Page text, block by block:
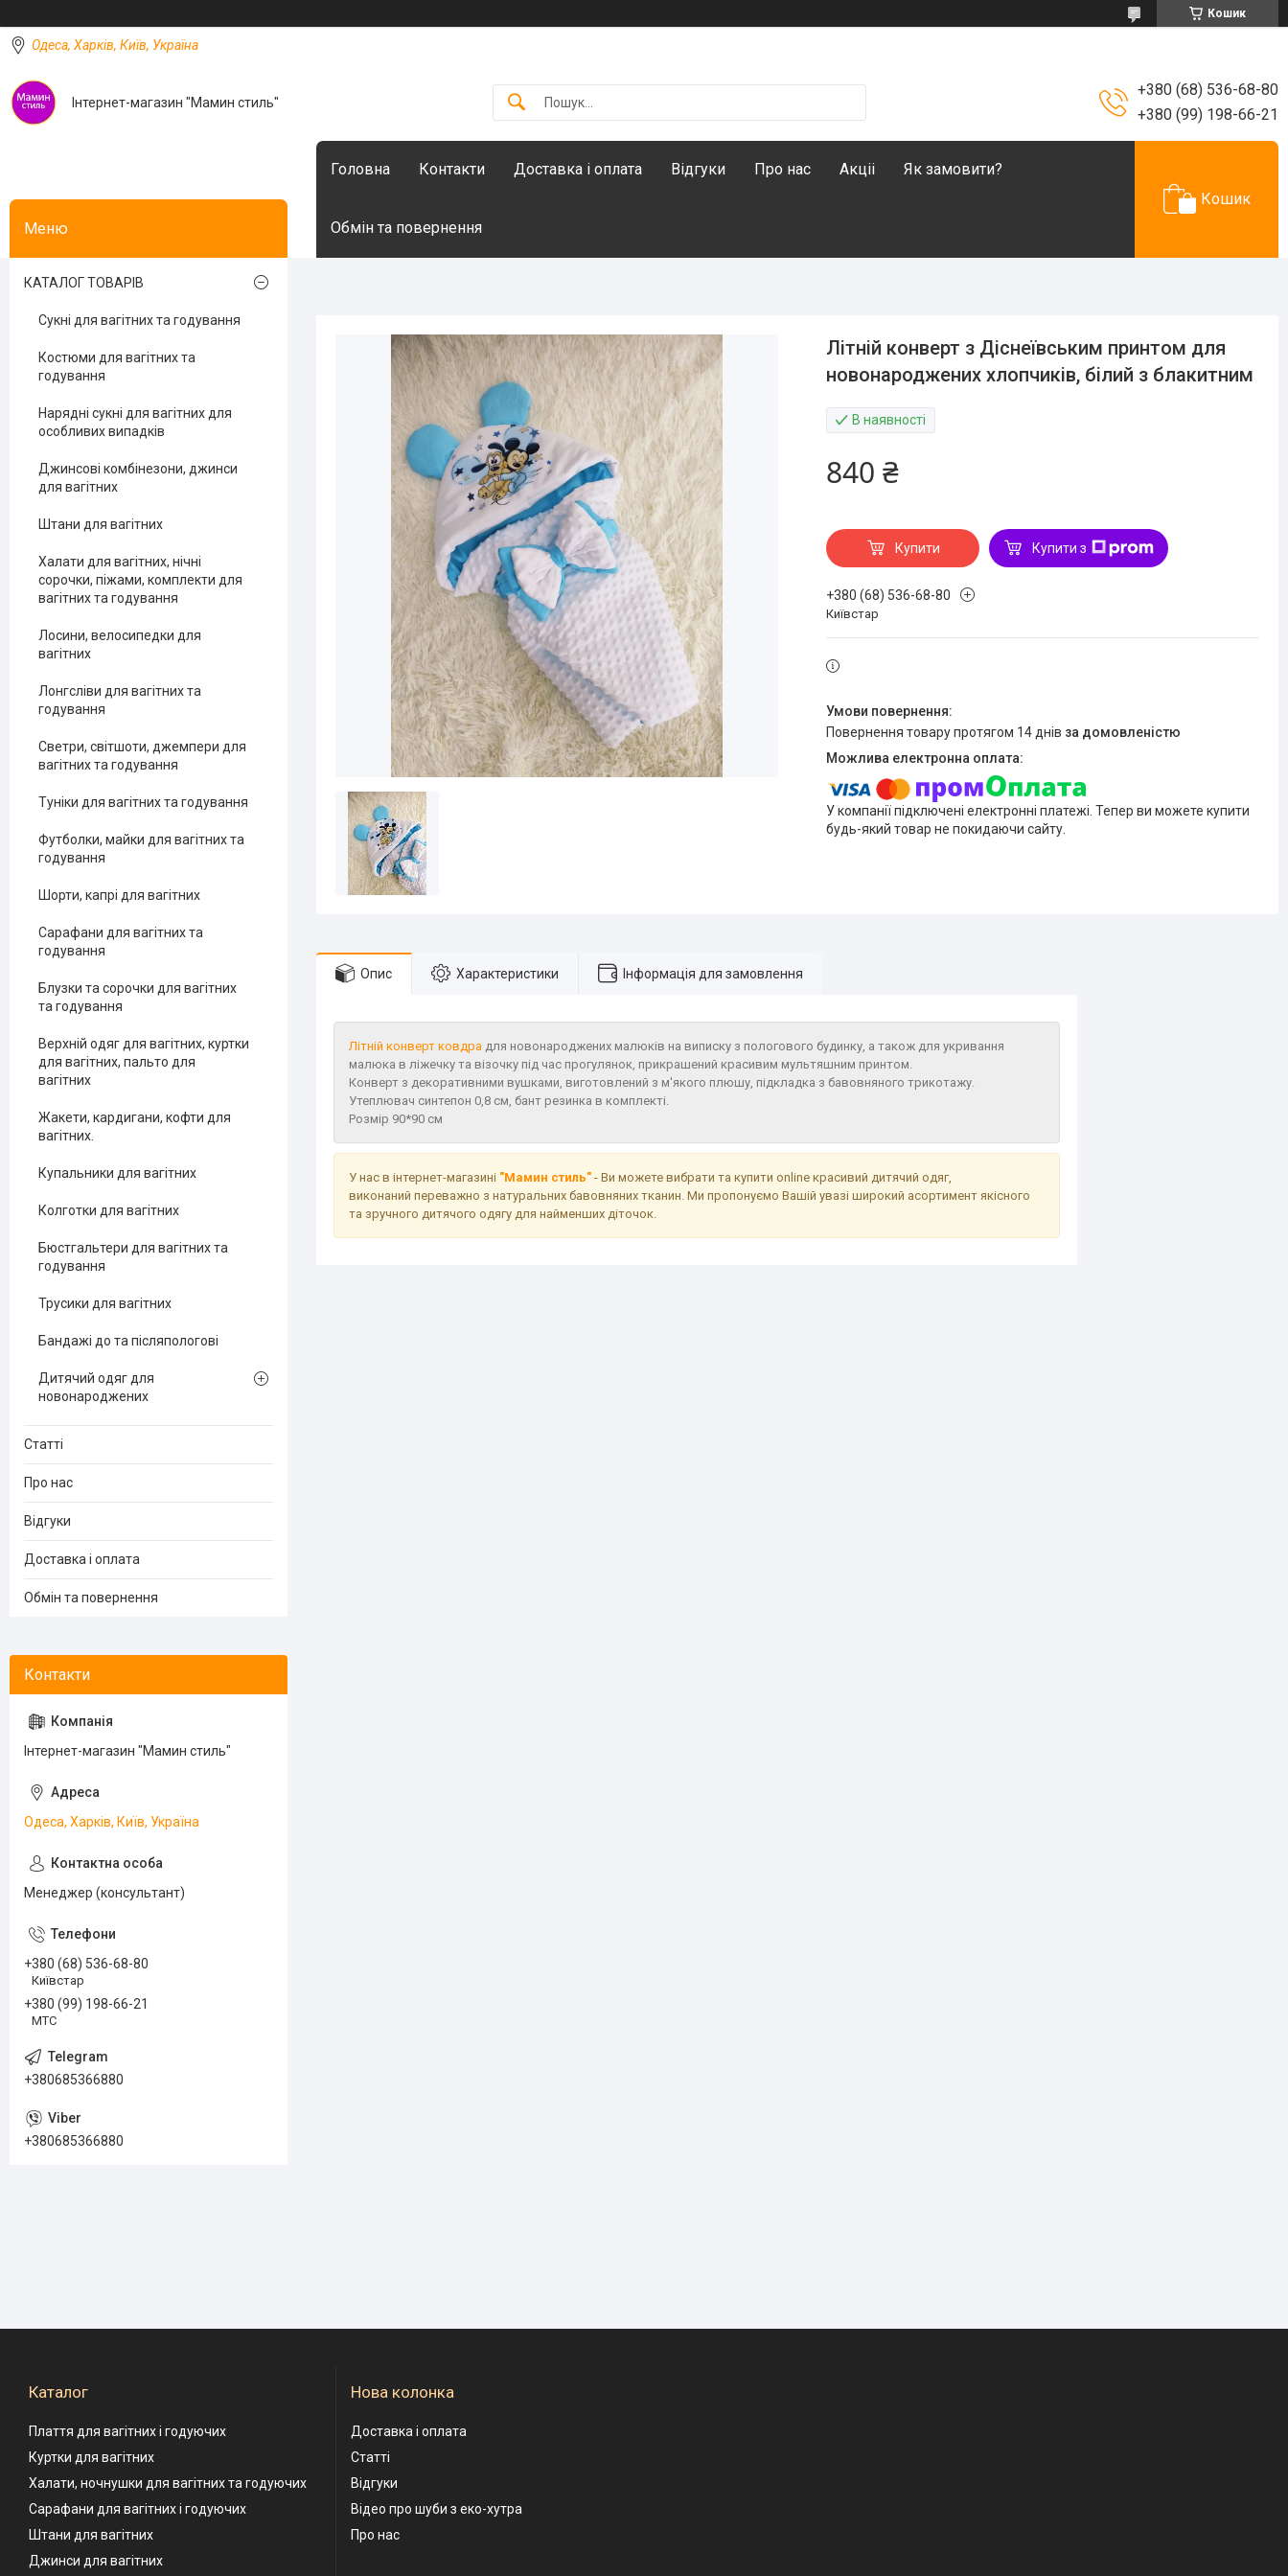
Кошик
Одеса, Харків, Київ, Україна
Інтернет-магазин "Мамин стиль"
+380 (68) 536-68-80
+380 (99) 198-66-21
Головна Контакти Доставка і оплата Відгуки Про нас Акціі Як замовити?
Обмін та повернення
Кошик
Літній конверт з Діснеївським принтом для
новонароджених хлопчиків, білий з блакитним
В наявності
840 ₴
Купити Купити з
+380 (68) 536-68-80
Київстар
повернення товару протягом 14 днів за домовленістю
У компанії підключені електронні платежі. Тепер ви можете купити
будь-який товар не покидаючи сайту.
Опис Характеристики Інформація для замовлення
Літній конверт ковдра для новонароджених малюків на виписку з пологового будинку, а також для укривання
малюка в ліжечку та візочку під час прогулянок, прикрашений красивим мультяшним принтом.
Конверт з декоративними вушками, виготовлений з м'якого плюшу, підкладка з бавовняного трикотажу.
Утеплювач синтепон 0,8 см, бант резинка в комплекті.
Розмір 90*90 см
У нас в інтернет-магазині "Мамин стиль" - Ви можете вибрати та купити online красивий дитячий одяг,
виконаний переважно з натуральних бавовняних тканин. Ми пропонуємо Вашій увазі широкий асортимент якісного
та зручного дитячого одягу для найменших діточок.
КАТАЛОГ ТОВАРІВ
Сукні для вагітних та годування
Костюми для вагітних та
годування
Нарядні сукні для вагітних для
особливих випадків
Джинсові комбінезони, джинси
для вагітних
Штани для вагітних
Халати для вагітних, нічні
сорочки, піжами, комплекти для
вагітних та годування
Лосини, велосипедки для
вагітних
Лонгсліви для вагітних та
годування
Светри, світшоти, джемпери для
вагітних та годування
Туніки для вагітних та годування
Футболки, майки для вагітних та
годування
Шорти, капрі для вагітних
Сарафани для вагітних та
годування
Блузки та сорочки для вагітних
та годування
Верхній одяг для вагітних, куртки
для вагітних, пальто для
вагітних
Жакети, кардигани, кофти для
вагітних.
Купальники для вагітних
Колготки для вагітних
Бюстгальтери для вагітних та
годування
Трусики для вагітних
Бандажі до та післяпологові
Дитячий одяг для
новонароджених
Статті
Про нас
Відгуки
Доставка і оплата
Обмін та повернення
Інтернет-магазин "Мамин стиль"
Одеса, Харків, Київ, Україна
Менеджер (консультант)
+380 (68) 536-68-80
Київстар
+380 (99) 198-66-21
МТС
+380685366880
+380685366880
Каталог
Плаття для вагітних і годуючих
Куртки для вагітних
Халати, ночнушки для вагітних та годуючих
Сарафани для вагітних і годуючих
Штани для вагітних
Джинси для вагітних
Нова колонка
Доставка і оплата
Статті
Відгуки
Відео про шуби з еко-хутра
Про нас